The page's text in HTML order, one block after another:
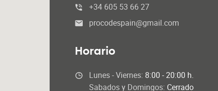
+34 605 53 66 27
procodespain@gmail.com
Horario
Lunes - Viernes: 8:00 - 20:00 h.
Sabados y Domingos: Cerrado